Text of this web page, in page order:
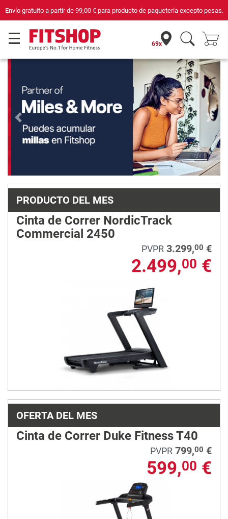
excepto pesas. Compra con seguridad en Fitshop, comercio con
69x
Previous Next
PRODUCTO DEL MES
Cinta de Correr NordicTrack
Commercial 2450
PVPR 3.299,00 €
2.499,00 €
OFERTA DEL MES
Cinta de Correr Duke Fitness T40
PVPR 799,00 €
599,00 €